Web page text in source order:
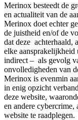
Merinox besteedt de
en actualiteit van de
Merinox doet echter
de juistheid en/of de
dat deze achterhaald,
elke
indirect – als gevolg
onvolledigheden van
Merinox is evenmin
in enig opzicht
deze website,
en andere
website te raadplegen.